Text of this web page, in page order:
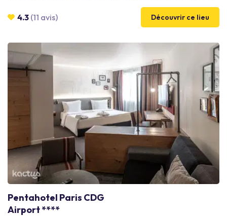
à votre disposition pour vous faire passer un séjour agréable :
Wifi gratuit, piscine avec terrasse, salle de fitness, jeux,
4.3 (11 avis) Découvrir ce lieu
Pentahotel Paris CDG
Airport ****